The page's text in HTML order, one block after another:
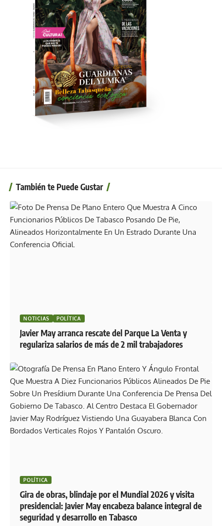
También te Puede Gustar
NOTICIAS POLÍTICA
Javier May arranca rescate del Parque La Venta y
regulariza salarios de más de 2 mil trabajadores
POLÍTICA
Gira de obras, blindaje por el Mundial 2026 y visita
presidencial: Javier May encabeza balance integral de
seguridad y desarrollo en Tabasco